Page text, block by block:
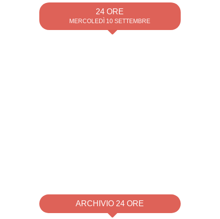
24 ORE
MERCOLEDÌ 10 SETTEMBRE
ARCHIVIO 24 ORE